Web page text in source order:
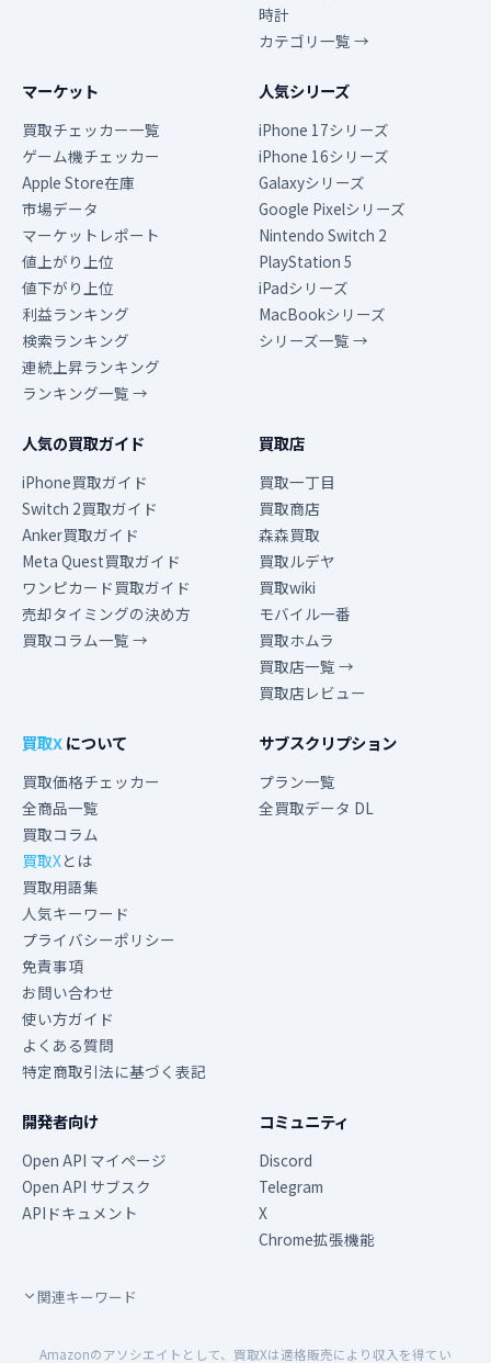
時計
カテゴリ一覧 →
マーケット
買取チェッカー一覧
ゲーム機チェッカー
Apple Store在庫
市場データ
マーケットレポート
値上がり上位
値下がり上位
利益ランキング
検索ランキング
連続上昇ランキング
ランキング一覧 →
人気シリーズ
iPhone 17シリーズ
iPhone 16シリーズ
Galaxyシリーズ
Google Pixelシリーズ
Nintendo Switch 2
PlayStation 5
iPadシリーズ
MacBookシリーズ
シリーズ一覧 →
人気の買取ガイド
iPhone買取ガイド
Switch 2買取ガイド
Anker買取ガイド
Meta Quest買取ガイド
ワンピカード買取ガイド
売却タイミングの決め方
買取コラム一覧 →
買取店
買取一丁目
買取商店
森森買取
買取ルデヤ
買取wiki
モバイル一番
買取ホムラ
買取店一覧 →
買取店レビュー
買取Xについて
買取価格チェッカー
全商品一覧
買取コラム
買取Xとは
買取用語集
人気キーワード
プライバシーポリシー
免責事項
お問い合わせ
使い方ガイド
よくある質問
特定商取引法に基づく表記
サブスクリプション
プラン一覧
全買取データ DL
開発者向け
Open API マイページ
Open API サブスク
APIドキュメント
コミュニティ
Discord
Telegram
X
Chrome拡張機能
関連キーワード
Amazonのアソシエイトとして、買取Xは適格販売により収入を得てい